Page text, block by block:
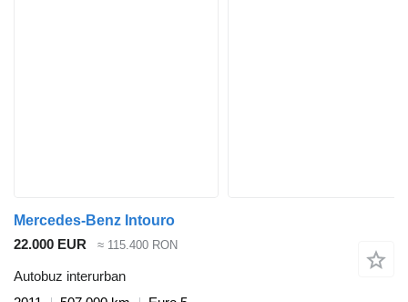
Mercedes-Benz Intouro
22.000 EUR
≈ 115.400 RON
Autobuz interurban